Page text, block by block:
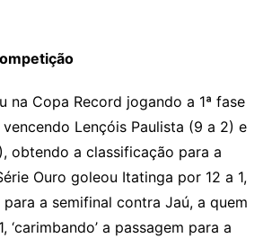
na Copa Record jogando a 1ª fase
Lençóis Paulista (9 a 2) e
obtendo a classificação para a
Ouro goleou Itatinga por 12 a 1,
a semifinal contra Jaú, a quem
‘carimbando’ a passagem para a